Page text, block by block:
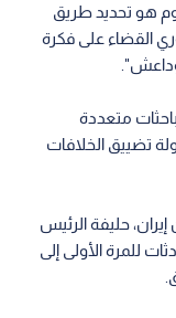
هو تحديد طريق
القضاء على فكرة
متعددة
تضييق الخلافات
حليفة الرئيس
للمرة الأولى إلى